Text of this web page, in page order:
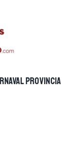
PROVINCIA